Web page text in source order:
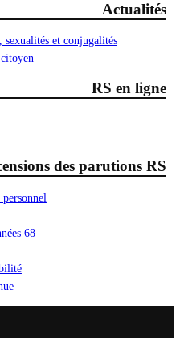
Actualités
et conjugalités
RS en ligne
des parutions RS
68